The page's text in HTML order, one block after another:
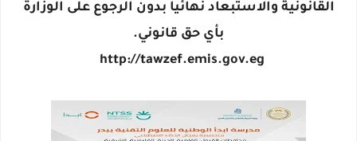
القانونية والاستبعاد نهائياً بدون الرجوع على الوزارة
بأي حق قانوني.
http://tawzef.emis.gov.eg